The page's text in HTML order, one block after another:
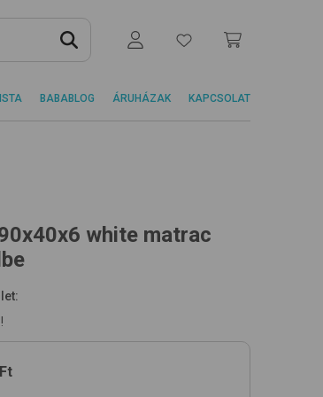
BABABLOG ÁRUHÁZAK KAPCSOLAT
white matrac
Ft